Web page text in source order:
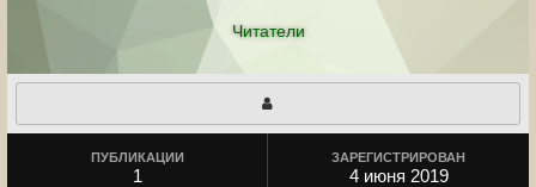
Читатели
ПУБЛИКАЦИИ
1
ЗАРЕГИСТРИРОВАН
4 июня 2019